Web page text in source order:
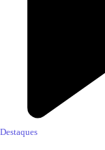
Destaques